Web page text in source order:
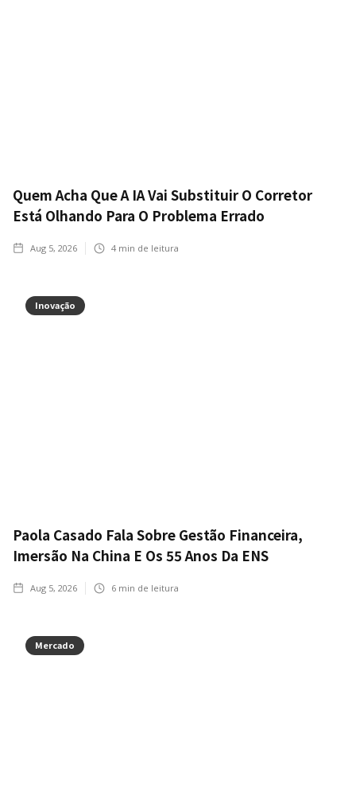
Quem Acha Que A IA Vai Substituir O Corretor
Está Olhando Para O Problema Errado
Aug 5, 2026 4 min de leitura
Inovação
Paola Casado Fala Sobre Gestão Financeira,
Imersão Na China E Os 55 Anos Da ENS
Aug 5, 2026 6 min de leitura
Mercado